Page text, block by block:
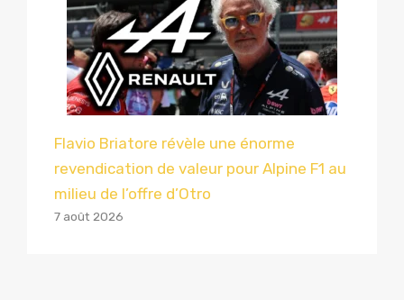
Flavio Briatore révèle une énorme
revendication de valeur pour Alpine F1 au
milieu de l’offre d’Otro
7 août 2026